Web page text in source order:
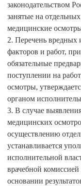
законодательством
занятые на
медицинские
2. Перечень вредных
факторов и работ,
обязательные
поступлении на
осмотры,
органом
3. В случае
медицинских
осуществлению
устанавливается
исполнительной
врачебной
основании